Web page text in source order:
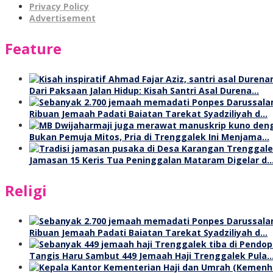
Privacy Policy
Advertisement
Feature
Dari Paksaan Jalan Hidup: Kisah Santri Asal Durena…
Ribuan Jemaah Padati Baiatan Tarekat Syadziliyah d…
Bukan Pemuja Mitos, Pria di Trenggalek Ini Menjama…
Jamasan 15 Keris Tua Peninggalan Mataram Digelar
Religi
Ribuan Jemaah Padati Baiatan Tarekat Syadziliyah d…
Tangis Haru Sambut 449 Jemaah Haji Trenggalek